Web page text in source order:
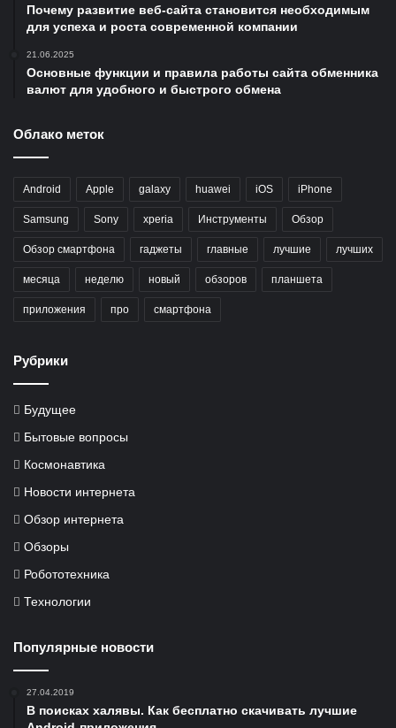
Почему развитие веб-сайта становится необходимым
для успеха и роста современной компании
21.06.2025
Основные функции и правила работы сайта обменника
валют для удобного и быстрого обмена
Облако меток
Android Apple galaxy huawei iOS iPhone
Samsung Sony xperia Инструменты Обзор
Обзор смартфона гаджеты главные лучшие лучших
месяца неделю новый обзоров планшета
приложения про смартфона
Рубрики
Будущее
Бытовые вопросы
Космонавтика
Новости интернета
Обзор интернета
Обзоры
Робототехника
Технологии
Популярные новости
27.04.2019
В поисках халявы. Как бесплатно скачивать лучшие